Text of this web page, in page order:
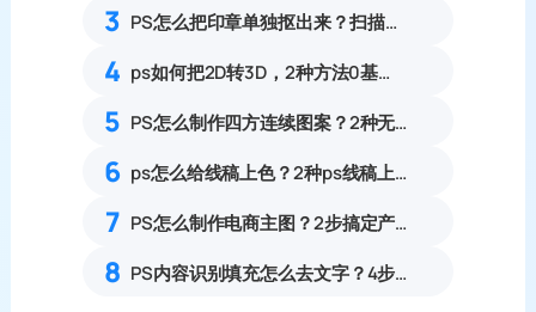
3 PS怎么把印章单独抠出来？扫描件公章透明底抠图完整指南
4 ps如何把2D转3D，2种方法0基础可上手的详细教程
5 PS怎么制作四方连续图案？2种无缝拼接印花纹样实操教程
6 ps怎么给线稿上色？2种ps线稿上色方法对比
7 PS怎么制作电商主图？2步搞定产品白底图+主图
8 PS内容识别填充怎么去文字？4步快速清除水印